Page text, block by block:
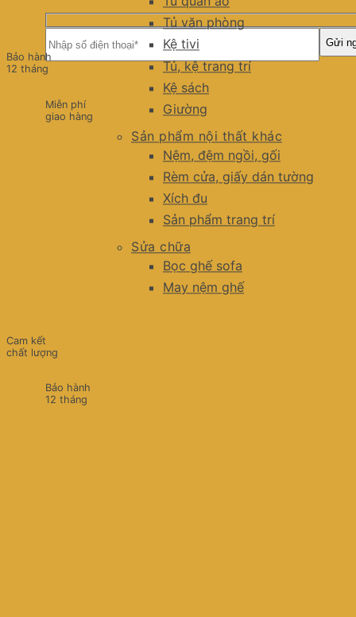
Tủ văn phòng
Kệ tivi
Tủ, kệ trang trí
Kệ sách
Giường
Sản phẩm nội thất khác
Nệm, đệm ngồi, gối
Rèm cửa, giấy dán tường
Xích đu
Sản phẩm trang trí
Sửa chữa
Bọc ghế sofa
May nệm ghế
Miễn phí
giao hàng
Bảo hành
12 tháng
Bảo hành
12 tháng
Cam kết
chất lượng